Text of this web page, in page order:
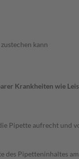
kann
Krankheiten wie
Pipette aufrecht und
Pipetteninhaltes